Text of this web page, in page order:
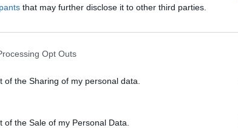
that may further disclose it to other third parties.
Opt Outs
of the Sharing of my personal data.
of the Sale of my Personal Data.
Signaler une erreur